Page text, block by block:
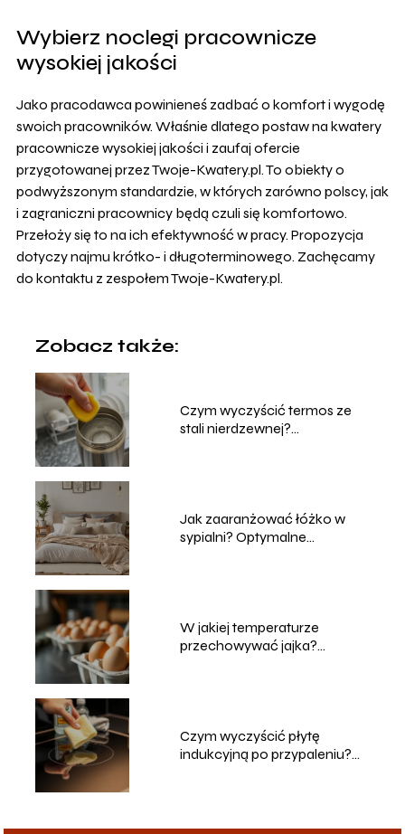
Wybierz noclegi pracownicze
wysokiej jakości
Jako pracodawca powinieneś zadbać o komfort i wygodę
swoich pracowników. Właśnie dlatego postaw na kwatery
pracownicze wysokiej jakości i zaufaj ofercie
przygotowanej przez Twoje-Kwatery.pl. To obiekty o
podwyższonym standardzie, w których zarówno polscy, jak
i zagraniczni pracownicy będą czuli się komfortowo.
Przełoży się to na ich efektywność w pracy. Propozycja
dotyczy najmu krótko- i długoterminowego. Zachęcamy
do kontaktu z zespołem Twoje-Kwatery.pl.
Zobacz także:
Czym wyczyścić termos ze
stali nierdzewnej?
Jak zaaranżować łóżko w
sypialni? Optymalne
W jakiej temperaturze
przechowywać jajka?
Czym wyczyścić płytę
indukcyjną po przypaleniu?